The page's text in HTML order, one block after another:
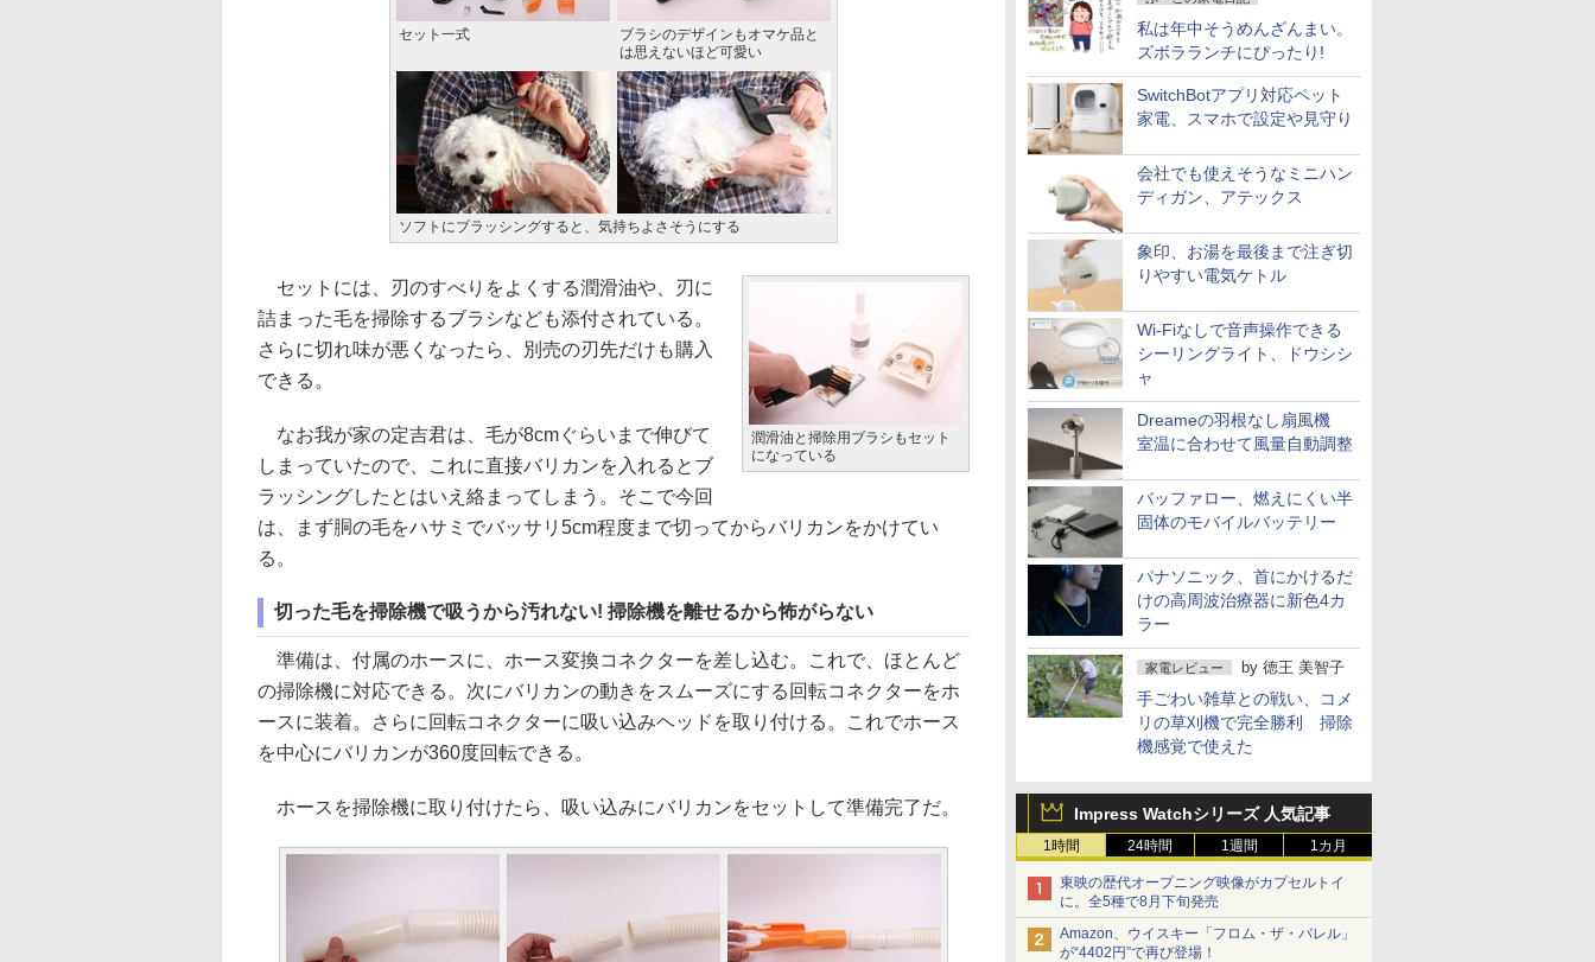
私は年中そうめんざんまい。
ズボラランチにぴったり!
SwitchBotアプリ対応ペット
家電、スマホで設定や見守り
会社でも使えそうなミニハン
ディガン、アテックス
象印、お湯を最後まで注ぎ切
りやすい電気ケトル
Wi-Fiなしで音声操作できる
シーリングライト、ドウシシ
ャ
Dreameの羽根なし扇風機
室温に合わせて風量自動調整
バッファロー、燃えにくい半
固体のモバイルバッテリー
パナソニック、首にかけるだ
けの高周波治療器に新色4カ
ラー
家電レビュー by 徳王 美智子
手ごわい雑草との戦い、コメ
リの草刈機で完全勝利 掃除
機感覚で使えた
Impress Watchシリーズ 人気記事
1時間 24時間 1週間 1カ月
東映の歴代オープニング映像がカプセルトイ
に。全5種で8月下旬発売
Amazon、ウイスキー「フロム・ザ・バレル」
が“4402円”で再び登場！
セット一式
ブラシのデザインもオマケ品と
は思えないほど可愛い
ソフトにブラッシングすると、気持ちよさそうにする
潤滑油と掃除用ブラシもセット
になっている
セットには、刃のすべりをよくする潤滑油や、刃に
詰まった毛を掃除するブラシなども添付されている。
さらに切れ味が悪くなったら、別売の刃先だけも購入
できる。
なお我が家の定吉君は、毛が8cmぐらいまで伸びて
しまっていたので、これに直接バリカンを入れるとブ
ラッシングしたとはいえ絡まってしまう。そこで今回
は、まず胴の毛をハサミでバッサリ5cm程度まで切ってからバリカンをかけてい
る。
切った毛を掃除機で吸うから汚れない! 掃除機を離せるから怖がらない
準備は、付属のホースに、ホース変換コネクターを差し込む。これで、ほとんど
の掃除機に対応できる。次にバリカンの動きをスムーズにする回転コネクターをホ
ースに装着。さらに回転コネクターに吸い込みヘッドを取り付ける。これでホース
を中心にバリカンが360度回転できる。
ホースを掃除機に取り付けたら、吸い込みにバリカンをセットして準備完了だ。